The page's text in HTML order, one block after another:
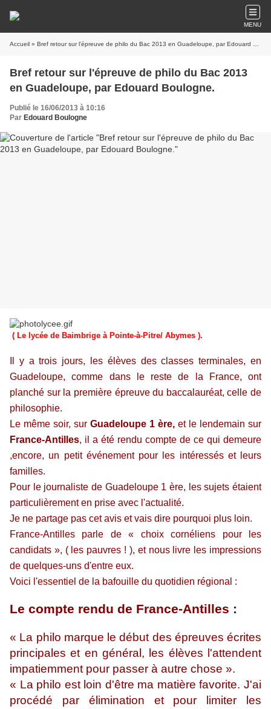
MENU
Accueil » Bref retour sur l'épreuve de philo du Bac 2013 en Guadeloupe, par Edouard Boulogne.
Bref retour sur l'épreuve de philo du Bac 2013
en Guadeloupe, par Edouard Boulogne.
Publié le 16/06/2013 à 10:16
Par Edouard Boulogne
( Le lycée de Baimbrige à Pointe-à-Pitre/ Abymes ).
Il y a trois jours, les élèves des classes terminales, en
Guadeloupe, comme dans le reste de la France, ont
planché sur la première épreuve du baccalauréat, celle de
philosophie.
Le même soir, sur Guadeloupe 1 ère, et le lendemain sur
France-Antilles, il a été rendu compte de ce qui demeure
,encore, un petit événement pour les intéressés et leurs
familles.
Pour le journaliste de Guadeloupe 1 ère, les sujets étaient
particulièrement en prise avec l'actualité.
Je ne partage pas cet avis et vais dire pourquoi plus loin.
France-Antilles parle de « choix cornéliens pour les
candidats », ( les pauvres ! ), et nous livre les impressions
de quelques-uns d'entre eux.
Voici l'essentiel de la bafouille du quotidien régional :
Le compte rendu de France-Antilles :
« La philo marque le début des épreuves écrites
principales et en général, les élèves l'attendent
impatiemment pour passer à autre chose ».
« La philo est loin d'être ma matière favorite. J'ai
procédé par élimination et pour limiter les